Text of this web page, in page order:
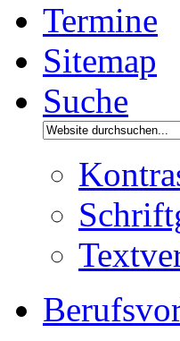
Termine
Sitemap
Suche